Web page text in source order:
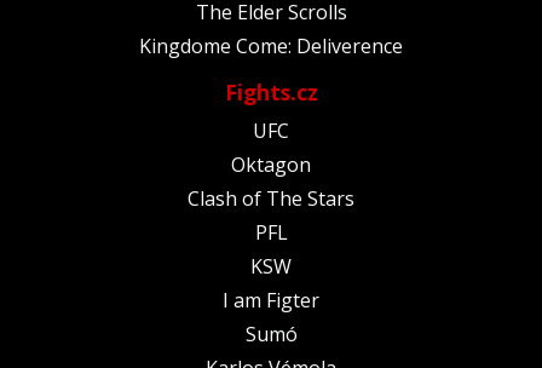
The Elder Scrolls
Kingdome Come: Deliverence
Fights.cz
UFC
Oktagon
Clash of The Stars
PFL
KSW
I am Figter
Sumó